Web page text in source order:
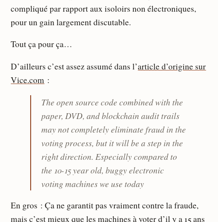
compliqué par rapport aux isoloirs non électroniques,
pour un gain largement discutable.
Tout ça pour ça…
D’ailleurs c’est assez assumé dans l’article d’origine sur
Vice.com :
The open source code combined with the
paper, DVD, and blockchain audit trails
may not completely eliminate fraud in the
voting process, but it will be a step in the
right direction. Especially compared to
the 10-15 year old, buggy electronic
voting machines we use today
En gros : Ça ne garantit pas vraiment contre la fraude,
mais c’est mieux que les machines à voter d’il y a 15 ans